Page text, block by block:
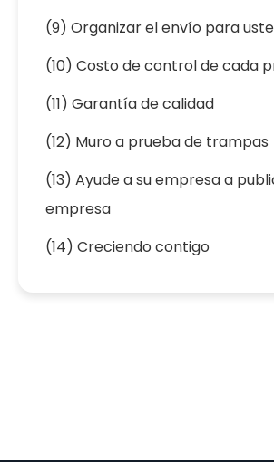
(9) Organizar el envío para
(10) Costo de control de cada
(11) Garantía de calidad
(12) Muro a prueba de trampas
(13) Ayude a su empresa a
empresa
(14) Creciendo contigo